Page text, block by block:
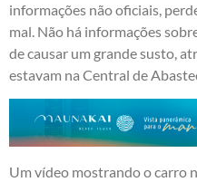
informações não oficiais,
mal. Não há informações
de causar um grande susto,
estavam na Central de
Um vídeo mostrando o carro